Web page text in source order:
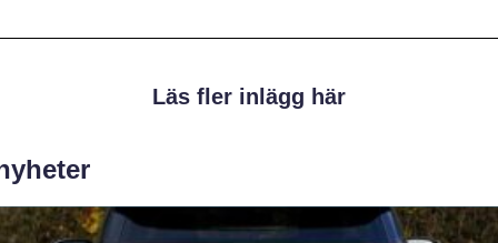
Läs fler inlägg här